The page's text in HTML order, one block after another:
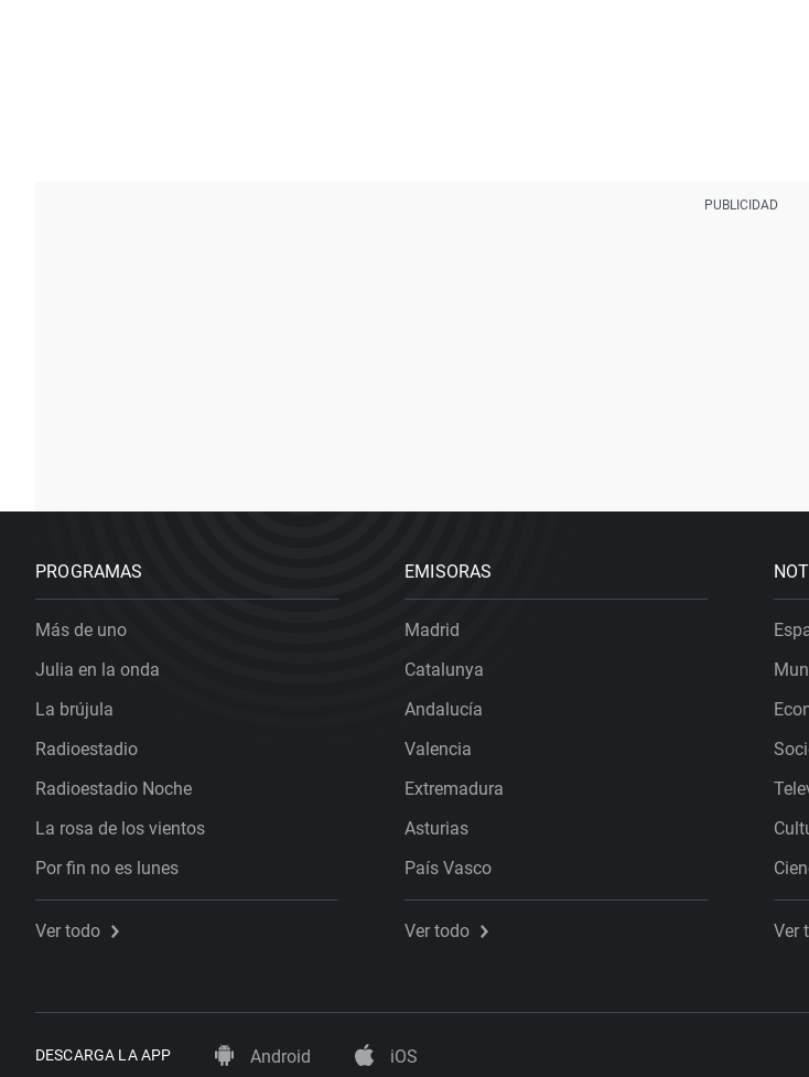
PROGRAMAS
Más de uno
Julia en la onda
La brújula
Radioestadio
Radioestadio Noche
La rosa de los vientos
Por fin no es lunes
Ver todo
EMISORAS
Madrid
Catalunya
Andalucía
Valencia
Extremadura
Asturias
País Vasco
Ver todo Ver
DESCARGA LA APP Android iOS